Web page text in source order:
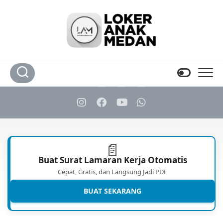
📄
Buat Surat Lamaran Kerja Otomatis
Cepat, Gratis, dan Langsung Jadi PDF
BUAT SEKARANG